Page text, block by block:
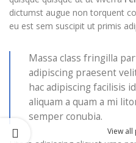
dictumst augue non torquent
eu est sem suscipit ut primis
Massa class fringilla
adipiscing praesent
hac adipiscing facilisis
aliquam a quam a mi
semper conubia.
View